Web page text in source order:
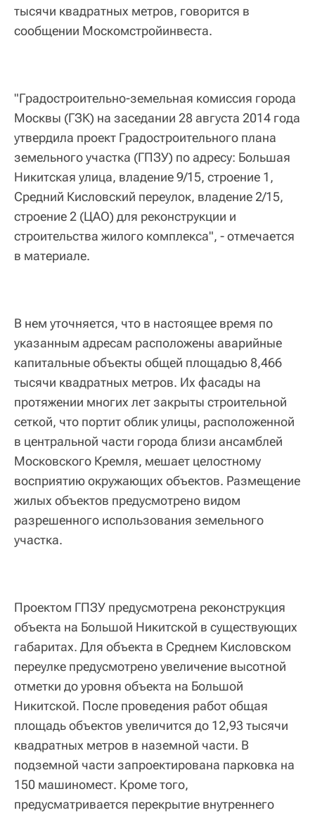
тысячи квадратных метров, говорится в
сообщении Москомстройинвеста.
"Градостроительно-земельная комиссия города
Москвы (ГЗК) на заседании 28 августа 2014 года
утвердила проект Градостроительного плана
земельного участка (ГПЗУ) по адресу: Большая
Никитская улица, владение 9/15, строение 1,
Средний Кисловский переулок, владение 2/15,
строение 2 (ЦАО) для реконструкции и
строительства жилого комплекса", - отмечается
в материале.
В нем уточняется, что в настоящее время по
указанным адресам расположены аварийные
капитальные объекты общей площадью 8,466
тысячи квадратных метров. Их фасады на
протяжении многих лет закрыты строительной
сеткой, что портит облик улицы, расположенной
в центральной части города близи ансамблей
Московского Кремля, мешает целостному
восприятию окружающих объектов. Размещение
жилых объектов предусмотрено видом
разрешенного использования земельного
участка.
Проектом ГПЗУ предусмотрена реконструкция
объекта на Большой Никитской в существующих
габаритах. Для объекта в Среднем Кисловском
переулке предусмотрено увеличение высотной
отметки до уровня объекта на Большой
Никитской. После проведения работ общая
площадь объектов увеличится до 12,93 тысячи
квадратных метров в наземной части. В
подземной части запроектирована парковка на
150 машиномест. Кроме того,
предусматривается перекрытие внутреннего